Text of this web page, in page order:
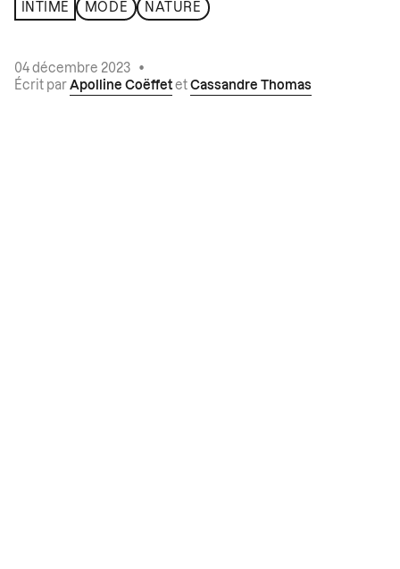
INTIME MODE NATURE
04 décembre 2023
•
Écrit par Apolline Coëffet et Cassandre Thomas